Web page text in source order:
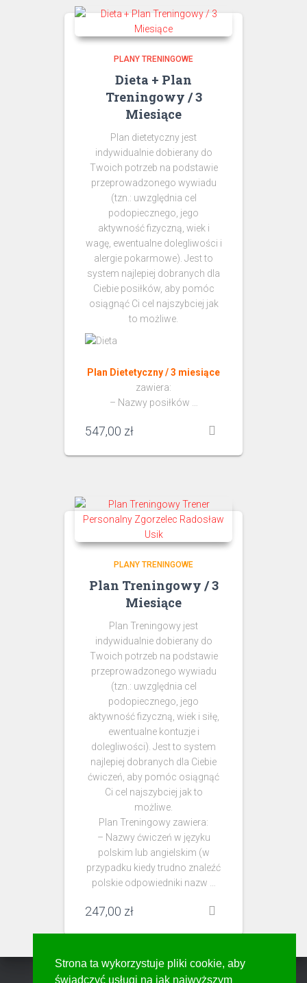
PLANY TRENINGOWE
Dieta + Plan
Treningowy / 3
Miesiące
Plan dietetyczny jest
indywidualnie dobierany do
Twoich potrzeb na podstawie
przeprowadzonego wywiadu
(tzn.: uwzględnia cel
podopiecznego, jego
aktywność fizyczną, wiek i
wagę, ewentualne dolegliwości i
alergie pokarmowe). Jest to
system najlepiej dobranych dla
Ciebie posiłków, aby pomóc
osiągnąć Ci cel najszybciej jak
to możliwe.
Plan Dietetyczny / 3 miesiące
zawiera:
– Nazwy posiłków …
547,00 zł
PLANY TRENINGOWE
Plan Treningowy / 3
Miesiące
Plan Treningowy jest
indywidualnie dobierany do
Twoich potrzeb na podstawie
przeprowadzonego wywiadu
(tzn.: uwzględnia cel
podopiecznego, jego
aktywność fizyczną, wiek i siłę,
ewentualne kontuzje i
dolegliwości). Jest to system
najlepiej dobranych dla Ciebie
ćwiczeń, aby pomóc osiągnąć
Ci cel najszybciej jak to
możliwe.
Plan Treningowy zawiera:
– Nazwy ćwiczeń w języku
polskim lub angielskim (w
przypadku kiedy trudno znaleźć
polskie odpowiedniki nazw …
247,00 zł
Strona ta wykorzystuje pliki cookie, aby
świadczyć usługi na jak najwyższym